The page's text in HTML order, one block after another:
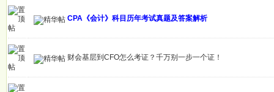
CPA《会计》科目历年考试真题及答案解析
财会基层到CFO怎么考证？千万别一步一个证！